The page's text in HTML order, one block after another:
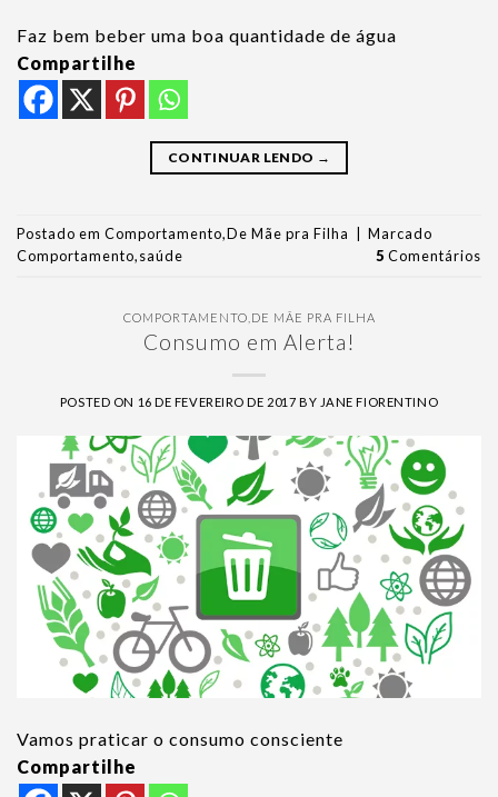
Faz bem beber uma boa quantidade de água
Compartilhe
CONTINUAR LENDO →
Postado em Comportamento,De Mãe pra Filha
Marcado
Comportamento,saúde 5 Comentários
COMPORTAMENTO DE MÃE PRA FILHA
Consumo em Alerta!
POSTED ON 16 DE FEVEREIRO DE 2017 BY JANE FIORENTINO
Vamos praticar o consumo consciente
Compartilhe